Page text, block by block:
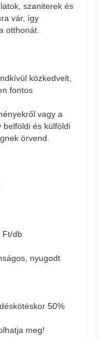
szaniterek és
vár, így
otthonát.
közkedvelt,
fontos
vagy a
belföldi és külföldi
örvend.
Ft/db
nyugodt
50%
meg!